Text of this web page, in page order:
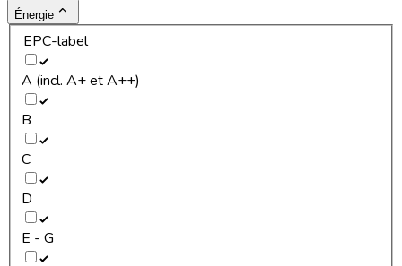
Énergie
EPC-label
A (incl. A+ et A++)
B
C
D
E - G